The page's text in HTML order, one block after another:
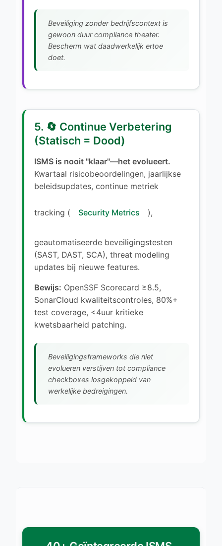
Beveiliging zonder bedrijfscontext is
gewoon duur compliance theater.
Bescherm wat daadwerkelijk ertoe
doet.
5. 🔄 Continue Verbetering
(Statisch = Dood)
ISMS is nooit "klaar"—het evolueert.
Kwartaal risicobeoordelingen, jaarlijkse
beleidsupdates, continue metriek
tracking ( Security Metrics ),
geautomatiseerde beveiligingstesten
(SAST, DAST, SCA), threat modeling
updates bij nieuwe features.
Bewijs: OpenSSF Scorecard ≥8.5,
SonarCloud kwaliteitscontroles, 80%+
test coverage, <4uur kritieke
kwetsbaarheid patching.
Beveiligingsframeworks die niet
evolueren verstijven tot compliance
checkboxes losgekoppeld van
werkelijke bedreigingen.